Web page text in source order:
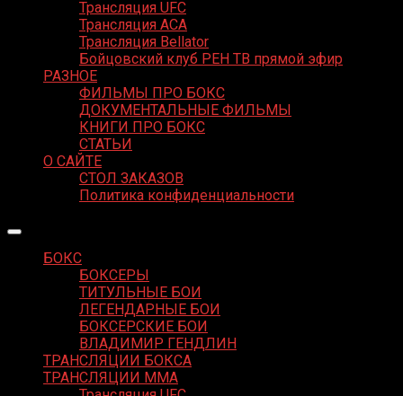
Трансляция UFC
Трансляция ACA
Трансляция Bellator
Бойцовский клуб РЕН ТВ прямой эфир
РАЗНОЕ
ФИЛЬМЫ ПРО БОКС
ДОКУМЕНТАЛЬНЫЕ ФИЛЬМЫ
КНИГИ ПРО БОКС
СТАТЬИ
О САЙТЕ
СТОЛ ЗАКАЗОВ
Политика конфиденциальности
БОКС
БОКСЕРЫ
ТИТУЛЬНЫЕ БОИ
ЛЕГЕНДАРНЫЕ БОИ
БОКСЕРСКИЕ БОИ
ВЛАДИМИР ГЕНДЛИН
ТРАНСЛЯЦИИ БОКСА
ТРАНСЛЯЦИИ MMA